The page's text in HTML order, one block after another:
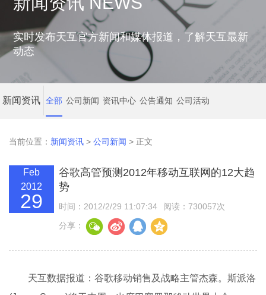
实时发布天互官方新闻和媒体报道，了解天互最新
动态
新闻资讯 全部 公司新闻 资讯中心 公告通知 公司活动
当前位置： 新闻资讯 >公司新闻 > 正文
Feb
2012
29
谷歌高管预测2012年移动互联网的12大趋
势
时间：2012/2/29 11:07:34
阅读：730057次
分享：
天互数据报道：谷歌移动销售及战略主管杰森。斯派洛